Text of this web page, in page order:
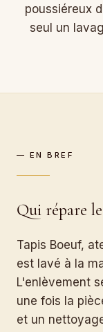
poussiéreux
seul un
— EN BREF
Qui répare
Tapis Boeuf,
est lavé à la
L'enlèvement
une fois la
et un